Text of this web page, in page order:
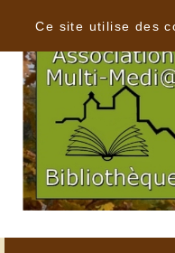
Ce site utilise des